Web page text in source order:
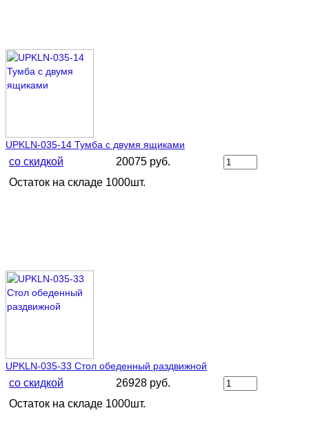
UPKLN-035-14 Тумба с двумя ящиками
со скидкой
20075 руб.
Остаток на складе 1000шт.
UPKLN-035-33 Стол обеденный раздвижной
со скидкой
26928 руб.
Остаток на складе 1000шт.